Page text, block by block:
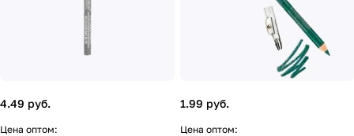
4.49 руб.
Цена оптом:
1.99 руб.
Цена оптом: